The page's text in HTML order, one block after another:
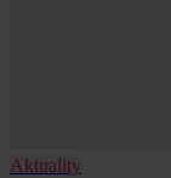
Aktuality